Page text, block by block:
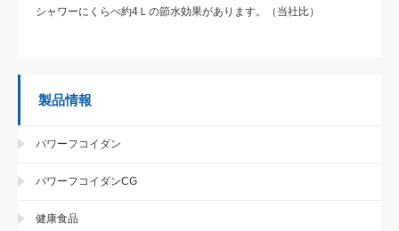
シャワーにくらべ約4Ｌの節水効果があります。（当社比）
製品情報
パワーフコイダン
パワーフコイダンCG
健康食品